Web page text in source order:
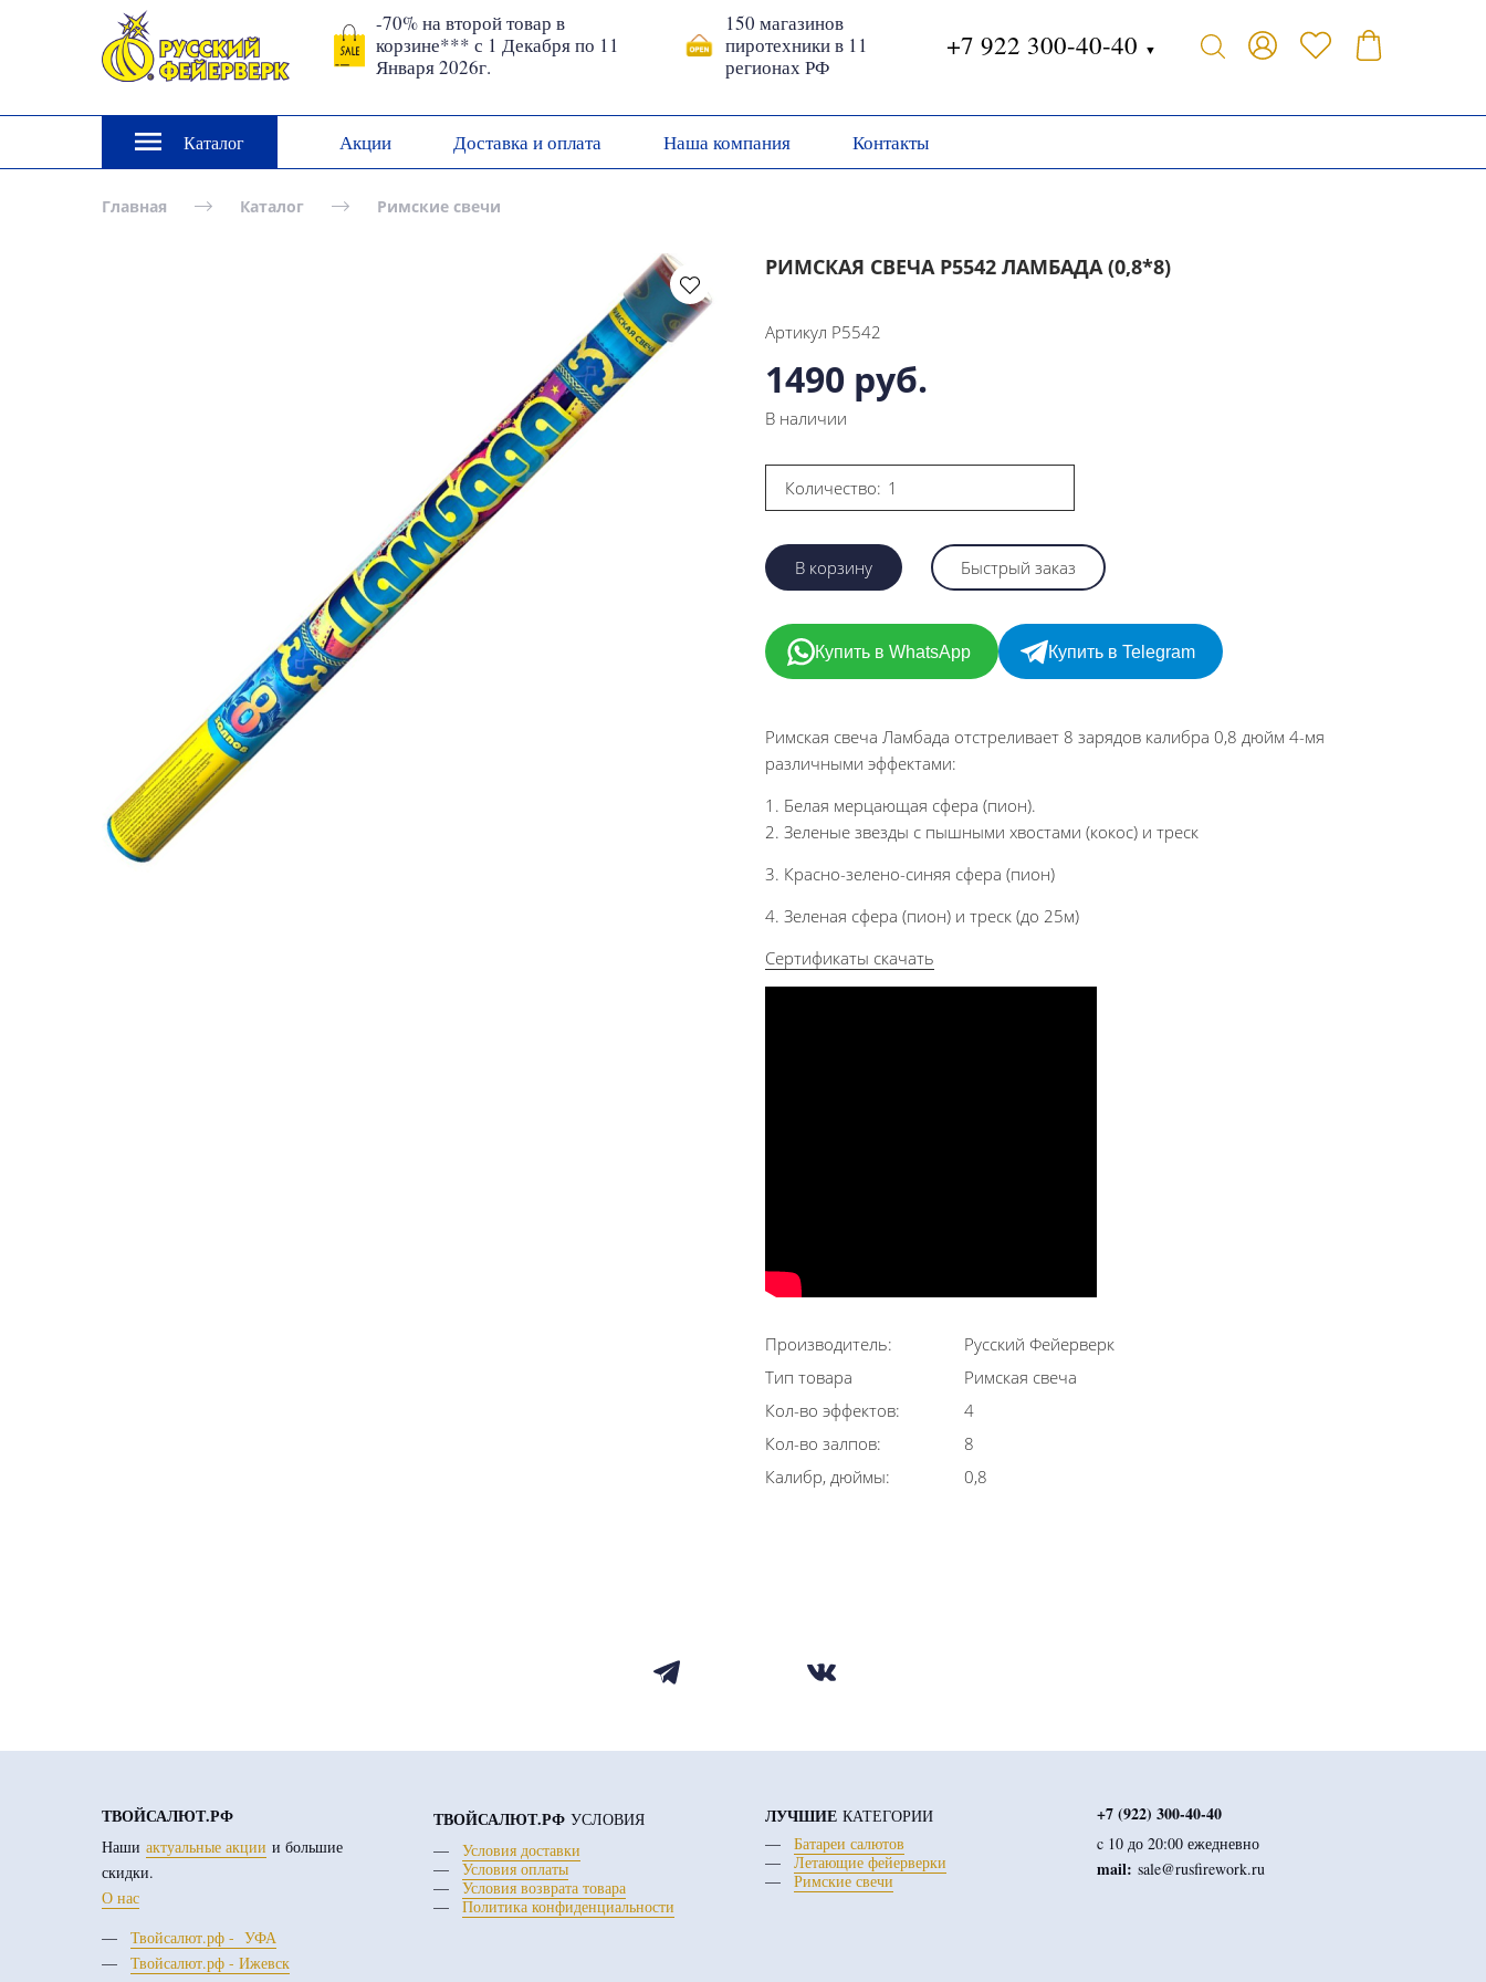
-70% на второй товар в
корзине*** с 1 Декабря по 11
Января 2026г.
150 магазинов
пиротехники в 11
регионах РФ
+7 922 300-40-40 ▼
Каталог Акции Доставка и оплата Наша компания Контакты
Главная Каталог Римские свечи
РИМСКАЯ СВЕЧА Р5542 ЛАМБАДА (0,8*8)
Артикул Р5542
1490 руб.
В наличии
Количество:
В корзину Быстрый заказ
Купить в WhatsApp Купить в Telegram
Римская свеча Ламбада отстреливает 8 зарядов калибра 0,8 дюйм 4-мя
различными эффектами:
1. Белая мерцающая сфера (пион).
2. Зеленые звезды с пышными хвостами (кокос) и треск
3. Красно-зелено-синяя сфера (пион)
4. Зеленая сфера (пион) и треск (до 25м)
Сертификаты скачать
Производитель:
Русский Фейерверк
Тип товара
Римская свеча
Кол-во эффектов:
4
Кол-во залпов:
8
Калибр, дюймы:
0,8
ТВОЙСАЛЮТ.РФ
Наши актуальные акции и большие
скидки.
О нас
Твойсалют.рф - УФА
Твойсалют.рф - Ижевск
ТВОЙСАЛЮТ.РФ УСЛОВИЯ
Условия доставки
Условия оплаты
Условия возврата товара
Политика конфиденциальности
ЛУЧШИЕ КАТЕГОРИИ
Батареи салютов
Летающие фейерверки
Римские свечи
+7 (922) 300-40-40
c 10 до 20:00 ежедневно
mail: sale@rusfirework.ru